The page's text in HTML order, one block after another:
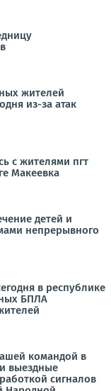
жителей
из-за атак
с жителями пгт
Макеевка
детей и
непрерывного
в республике
БПЛА
командой в
выездные
сигналов